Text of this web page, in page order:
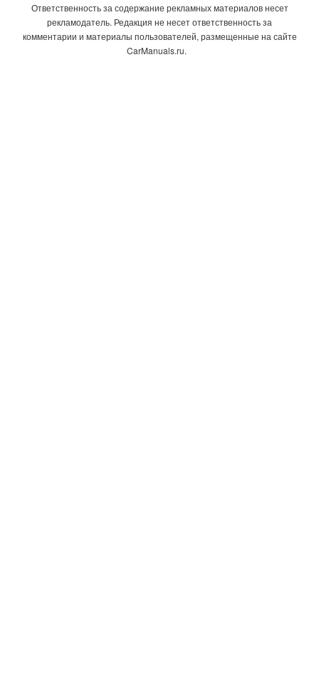
Ответственность за содержание рекламных материалов несет
рекламодатель. Редакция не несет ответственность за
комментарии и материалы пользователей, размещенные на сайте
CarManuals.ru.